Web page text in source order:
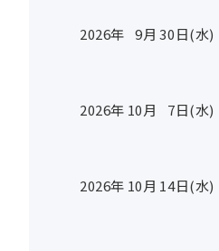
2026年 9月 30日(水)
2026年 10月 7日(水)
2026年 10月 14日(水)